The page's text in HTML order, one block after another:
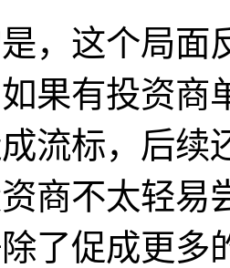
这个局面
果有投资商
流标，后续
商不太轻易
了促成更多